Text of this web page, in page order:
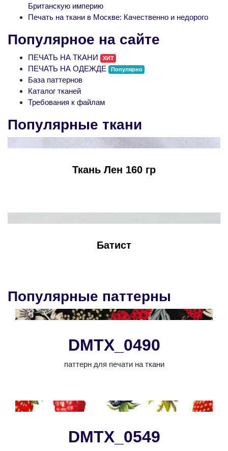
Британскую империю
Печать на ткани в Москве: Качественно и недорого
Популярное на сайте
ПЕЧАТЬ НА ТКАНИ ХИТ
ПЕЧАТЬ НА ОДЕЖДЕ Популярно
База паттернов
Каталог тканей
Требования к файлам
Популярные ткани
Ткань Лен 160 гр
Батист
Популярные паттерны
DMTX_0490
паттерн для печати на ткани
DMTX_0549